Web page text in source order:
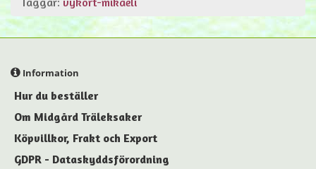
Information
Hur du beställer
Om Midgård Träleksaker
Köpvillkor, Frakt och Export
GDPR - Dataskyddsförordning